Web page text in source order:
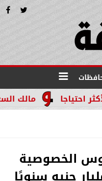
مالك السعيد
الخصوصية